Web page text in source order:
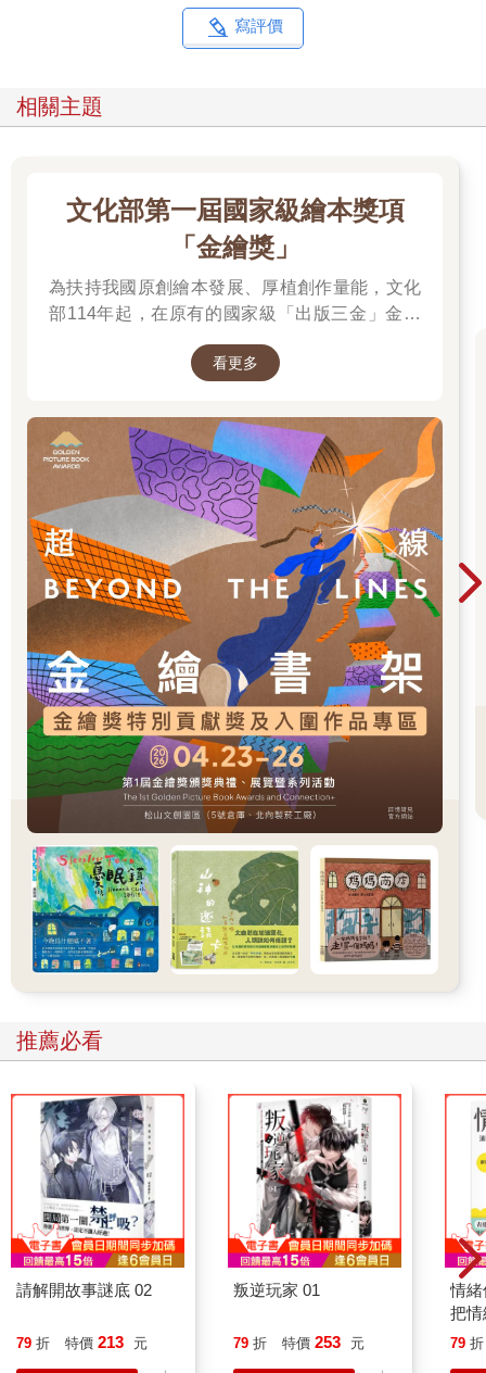
寫評價
相關主題
文化部第一屆國家級繪本獎項
「金繪獎」
為扶持我國原創繪本發展、厚植創作量能，文化
部114年起，在原有的國家級「出版三金」金鼎
促進台灣圖文出版的多元發展。獎項分為「特別
「跨域應用獎」、「年度繪本獎」，以及「金繪
大獎」。
看更多
推薦必看
請解開故事謎底 02
79 折 特價 213 元
叛逆玩家 01
79 折 特價 253 元
情
把
誰
79 折